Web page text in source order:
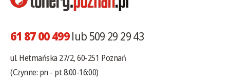
61 87 00 499lub 509 29 29 43
ul. Hetmańska 27/2, 60-251 Poznań
(Czynne: pn - pt 8:00-16:00)